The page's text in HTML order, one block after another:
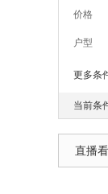
价格
户型
更多条
当前条
直播